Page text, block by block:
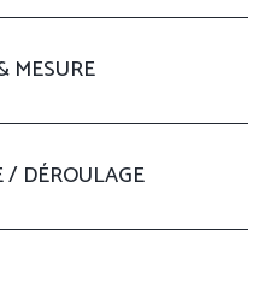
MESURE
/ DÉROULAGE